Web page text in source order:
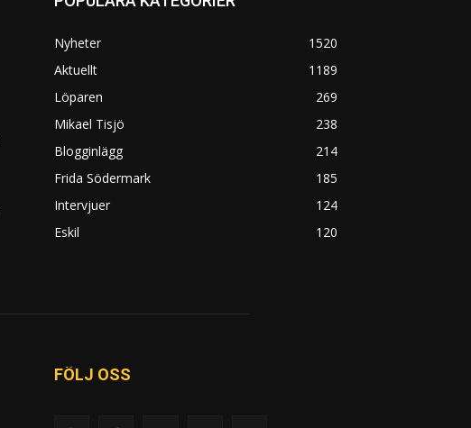
Nyheter
1520
Aktuellt
1189
Löparen
269
Mikael Tisjö
238
Blogginlägg
214
Frida Södermark
185
Intervjuer
124
Eskil
120
FÖLJ OSS